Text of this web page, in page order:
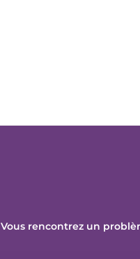
Vous rencontrez un